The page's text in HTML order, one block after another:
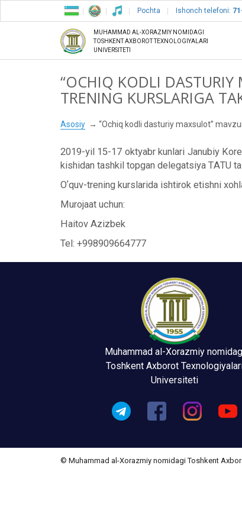
Pochta Ishonch telefoni:
MUHAMMAD AL-XORAZMIY NOMIDAGI
TOSHKENT AXBOROT TEXNOLOGIYALARI
UNIVERSITETI
“OCHIQ KODLI DASTURIY
TRENING KURSLARIGA
Asosiy “Ochiq kodli dasturiy maxsulot”
2019-yil 15-17 oktyabr kunlari Janubiy
kishidan tashkil topgan delegatsiya TАTU
Oʼquv-trening kurslarida ishtirok etishni
Murojaat uchun:
Haitov Аzizbek
Tel: +998909664777
Muhammad al-Xorazmiy
Toshkent Axborot
Universiteti
© Muhammad al-Xorazmiy nomidagi Toshkent